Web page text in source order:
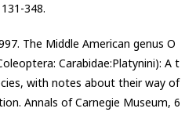
348.
The Middle American genus O
Carabidae:Platynini): A t
with notes about their way of
Annals of Carnegie Museum, 6